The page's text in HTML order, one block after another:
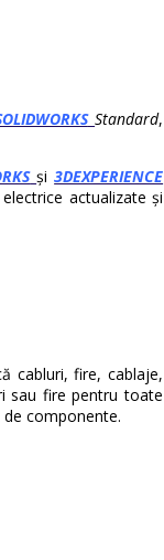
Standard,
și3DEXPERIENCE
actualizate și
cabluri, fire, cablaje,
sau fire pentru toate
componente.